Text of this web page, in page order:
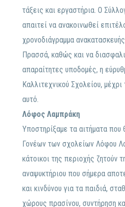
τάξεις και εργαστήρια. Ο
απαιτεί να ανακοινωθεί
χρονοδιάγραμμα
Πρασσά, καθώς και να
απαραίτητες υποδομές, η
Καλλιτεχνικού Σχολείου,
αυτό.
Λόφος Λαμπράκη
Υποστηρίξαμε τα αιτήματα που
Γονέων των σχολείων Λόφου
κάτοικοι της περιοχής ζητούν
αναψυκτήριου που σήμερα
και κινδύνου για τα παιδιά,
χώρους πρασίνου, συντήρηση